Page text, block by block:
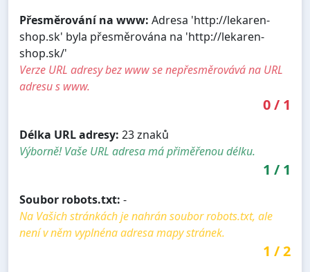
Přesměrování na www: Adresa 'http://lekaren-
shop.sk' byla přesměrována na 'http://lekaren-
shop.sk/'
Verze URL adresy bez www se nepřesměrovává na URL
adresu s www.
0/ 1
Délka URL adresy: 23 znaků
Výborně! Vaše URL adresa má přiměřenou délku.
1 / 1
Soubor robots.txt: -
Na Vašich stránkách je nahrán soubor robots.txt, ale
není v něm vyplnéna adresa mapy stránek.
1 /2